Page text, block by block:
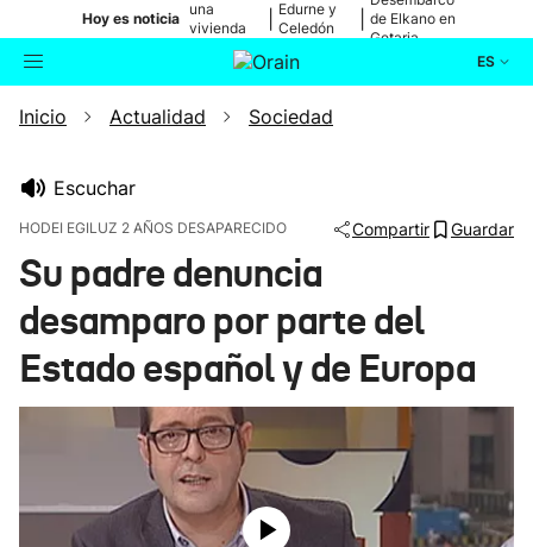
Hoy es noticia
una
vivienda
de Bilbao
Edurne y
Celedón
de Elkano en
Getaria
ES
Buscador Actualidad
Ikusmiran
Eguraldia
Inicio Actualidad Sociedad
Escuchar
HODEI EGILUZ 2 AÑOS DESAPARECIDO Compartir Guardar
Su padre denuncia
desamparo por parte del
Estado español y de Europa